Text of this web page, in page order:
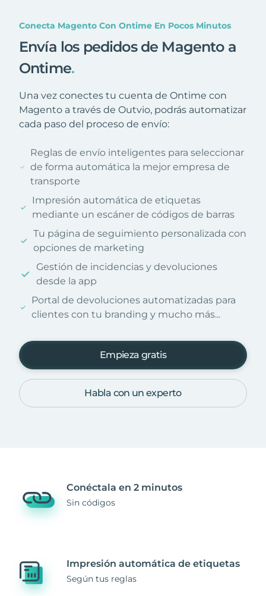
Conecta Magento Con Ontime En Pocos Minutos
Envía los pedidos de Magento a
Ontime.
Una vez conectes tu cuenta de Ontime con
Magento a través de Outvio, podrás automatizar
cada paso del proceso de envío:
Reglas de envío inteligentes para seleccionar
de forma automática la mejor empresa de
transporte
Impresión automática de etiquetas
mediante un escáner de códigos de barras
Tu página de seguimiento personalizada con
opciones de marketing
Gestión de incidencias y devoluciones
desde la app
Portal de devoluciones automatizadas para
clientes con tu branding y mucho más...
Empieza gratis
Habla con un experto
Conéctala en 2 minutos
Sin códigos
Impresión automática de etiquetas
Según tus reglas